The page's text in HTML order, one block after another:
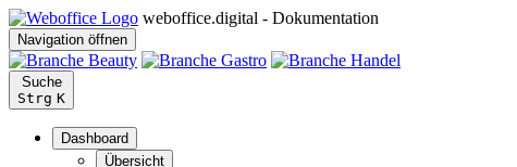
weboffice.digital - Dokumentation
Navigation öffnen
Suche
Strg K
Dashboard
Übersicht